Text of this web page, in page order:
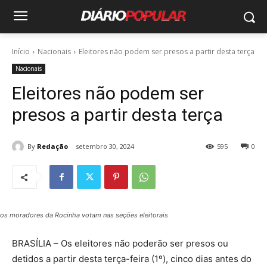
Início Nacionais Eleitores não podem ser presos a partir desta terça
Nacionais
Eleitores não podem ser
presos a partir desta terça
By Redação setembro 30, 2024 0
595
os moradores da Rocinha votam nas seções eleitorais
BRASÍLIA – Os eleitores não poderão ser presos ou
detidos a partir desta terça-feira (1º), cinco dias antes do